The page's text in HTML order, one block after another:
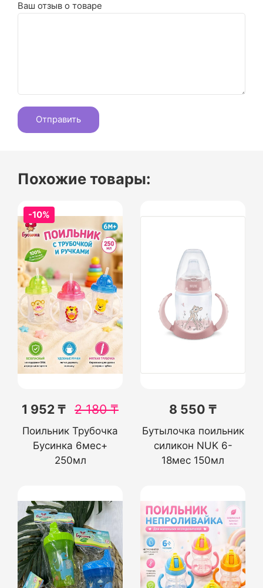
Ваш отзыв о товаре
Похожие товары:
-10%
1 952 ₸ 2 180₸
Поильник Трубочка
Бусинка 6мес+
250мл
8 550 ₸
Бутылочка поильник
силикон NUK 6-
18мес 150мл